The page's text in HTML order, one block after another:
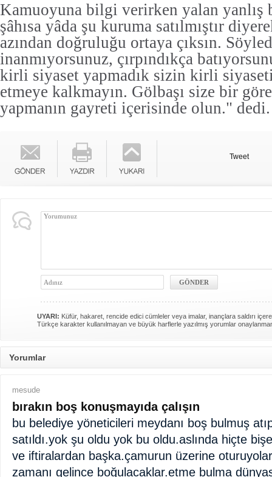
Kamuoyuna bilgi verirken yalan
şâhısa yâda şu kuruma satılmıştır
azından doğruluğu ortaya çıksın.
inanmıyorsunuz, çırpındıkça
kirli siyaset yapmadık sizin kirli
etmeye kalkmayın. Gölbaşı size bir
yapmanın gayreti içerisinde olun." dedi.
Tweet
UYARI: Küfür, hakaret, rencide edici cümleler veya imalar, inançlara saldırı
Türkçe karakter kullanılmayan ve büyük harflerle yazılmış yorumlar
Yorumlar
mesude
bırakın boş konuşmayıda çalışın
bu belediye yöneticileri meydanı boş bulmuş
satıldı.yok şu oldu yok bu oldu.aslında hiçte
ve iftiralardan başka.çamurun üzerine
zamanı gelince boğulacaklar.etme bulma